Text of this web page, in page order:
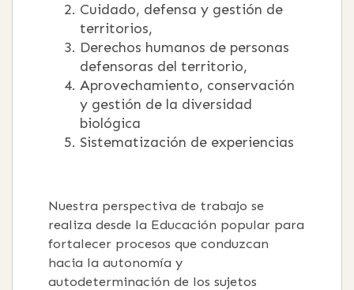
Cuidado, defensa y gestión de
territorios,
Derechos humanos de personas
defensoras del territorio,
Aprovechamiento, conservación
y gestión de la diversidad
biológica
Sistematización de experiencias
Nuestra perspectiva de trabajo se
realiza desde la Educación popular para
fortalecer procesos que conduzcan
hacia la autonomía y
autodeterminación de los sujetos